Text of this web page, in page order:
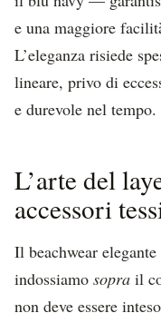
e una maggiore
L’eleganza risiede
lineare, privo di
e durevole nel tempo.
L’arte del
accessori
Il beachwear
indossiamo sopra il
non deve essere